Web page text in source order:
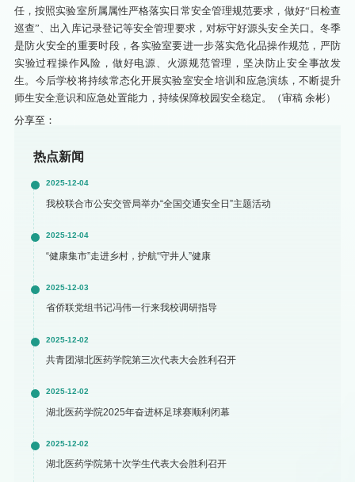
任，按照实验室所属属性严格落实日常安全管理规范要求，做好“日检查
巡查”、出入库记录登记等安全管理要求，对标守好源头安全关口。冬季
是防火安全的重要时段，各实验室要进一步落实危化品操作规范，严防
实验过程操作风险，做好电源、火源规范管理，坚决防止安全事故发
生。今后学校将持续常态化开展实验室安全培训和应急演练，不断提升
师生安全意识和应急处置能力，持续保障校园安全稳定。（审稿 余彬）
分享至：
热点新闻
2025-12-04
我校联合市公安交管局举办“全国交通安全日”主题活动
2025-12-04
“健康集市”走进乡村，护航“守井人”健康
2025-12-03
省侨联党组书记冯伟一行来我校调研指导
2025-12-02
共青团湖北医药学院第三次代表大会胜利召开
2025-12-02
湖北医药学院2025年奋进杯足球赛顺利闭幕
2025-12-02
湖北医药学院第十次学生代表大会胜利召开